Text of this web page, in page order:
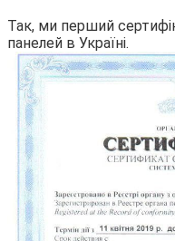
Так, ми перший
панелей в Україні.